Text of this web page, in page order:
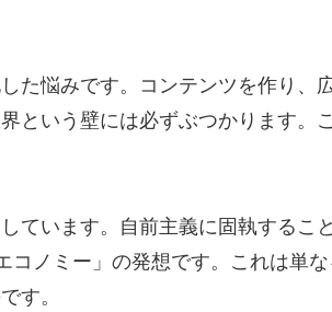
た悩みです。コンテンツを作り、
という壁には必ずぶつかります。
ています。自前主義に固執するこ
ノミー」の発想です。これは単
す。